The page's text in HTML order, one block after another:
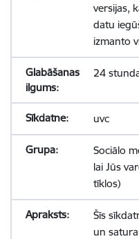
versijas,
datu
izmanto
24
uvc
Sociālo
lai Jūs
tīklos)
Šīs
un